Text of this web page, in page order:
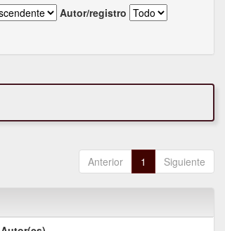
Autor/registro
Anterior 1 Siguiente